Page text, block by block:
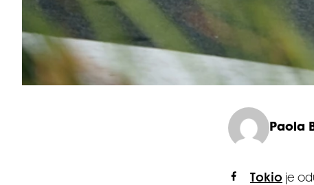
Paola
Tokio je